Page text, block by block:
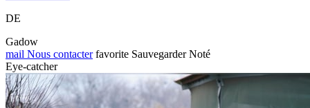
DE
Gadow
mail Nous contacter favorite Sauvegarder Noté
Eye-catcher